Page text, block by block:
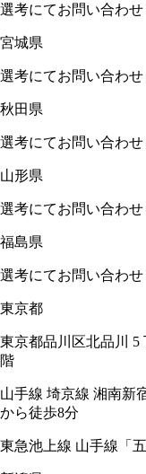
選考にてお問い合わ
宮城県
選考にてお問い合わ
秋田県
選考にてお問い合わ
山形県
選考にてお問い合わ
福島県
選考にてお問い合わ
東京都
東京都品川区北品川 5
階
山手線 埼京線 湘南新
から徒歩8分
東急池上線 山手線「